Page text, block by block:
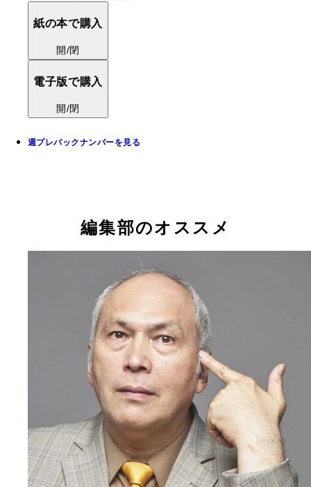
紙の本で購入
開/閉
電子版で購入
開/閉
週プレバックナンバーを見る
編集部のオススメ